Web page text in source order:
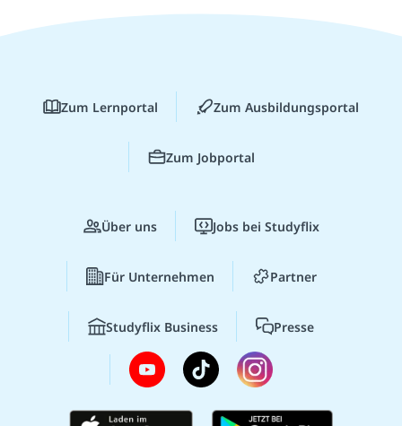
Zum Lernportal Zum Ausbildungsportal
Zum Jobportal
Über uns Jobs bei Studyflix
Für Unternehmen Partner
Studyflix Business Presse